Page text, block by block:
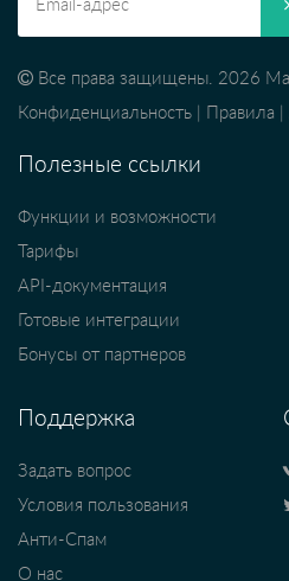
Все права защищены. 2026
Конфиденциальность
Правила
Полезные ссылки
Функции и возможности
Тарифы
API-документация
Готовые интеграции
Бонусы от партнеров
Поддержка
Задать вопрос
Условия пользования
Анти-Спам
О нас